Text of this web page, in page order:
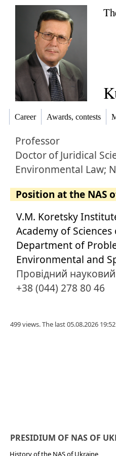
Career Awards, contests
Professor
DoctorofJuridical
Environmental Law;
Position at the NAS
V.M. Koretsky
Academy of
Department of
Environmental and
Провідний науковий
+38 (044) 278 80 46
499 views. The last 05.08.2026 19:52
PRESIDIUM OF NAS OF
History of the NAS of Ukraine